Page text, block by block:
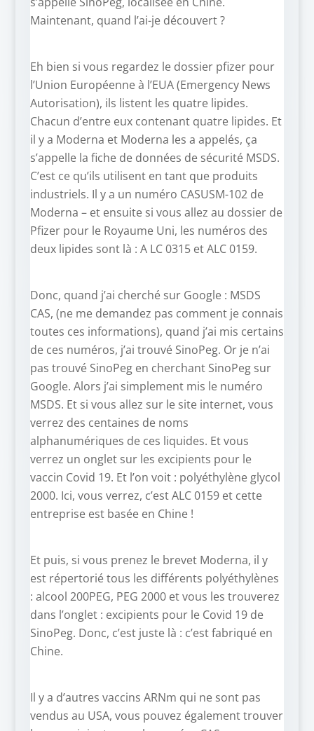
Maintenant, quand l’ai-je découvert ?
Eh bien si vous regardez le dossier pfizer pour
l’Union Européenne à l’EUA (Emergency News
Autorisation), ils listent les quatre lipides.
Chacun d’entre eux contenant quatre lipides. Et
il y a Moderna et Moderna les a appelés, ça
s’appelle la fiche de données de sécurité MSDS.
C’est ce qu’ils utilisent en tant que produits
industriels. Il y a un numéro CASUSM-102 de
Moderna – et ensuite si vous allez au dossier de
Pfizer pour le Royaume Uni, les numéros des
deux lipides sont là : A LC 0315 et ALC 0159.
Donc, quand j’ai cherché sur Google : MSDS
CAS, (ne me demandez pas comment je connais
toutes ces informations), quand j’ai mis certains
de ces numéros, j’ai trouvé SinoPeg. Or je n’ai
pas trouvé SinoPeg en cherchant SinoPeg sur
Google. Alors j’ai simplement mis le numéro
MSDS. Et si vous allez sur le site internet, vous
verrez des centaines de noms
alphanumériques de ces liquides. Et vous
verrez un onglet sur les excipients pour le
vaccin Covid 19. Et l’on voit : polyéthylène glycol
2000. Ici, vous verrez, c’est ALC 0159 et cette
entreprise est basée en Chine !
Et puis, si vous prenez le brevet Moderna, il y
est répertorié tous les différents polyéthylènes
: alcool 200PEG, PEG 2000 et vous les trouverez
dans l’onglet : excipients pour le Covid 19 de
SinoPeg. Donc, c’est juste là : c’est fabriqué en
Chine.
Il y a d’autres vaccins ARNm qui ne sont pas
vendus au USA, vous pouvez également trouver